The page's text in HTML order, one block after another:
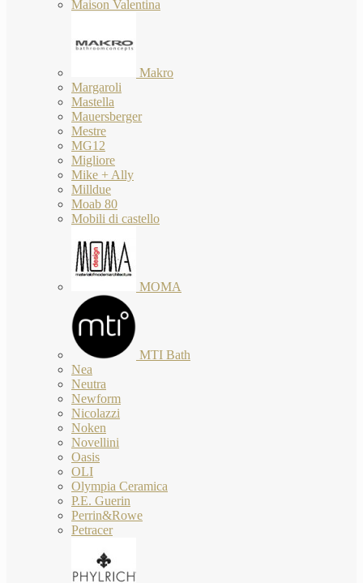
Maison Valentina
Makro
Margaroli
Mastella
Mauersberger
Mestre
MG12
Migliore
Mike + Ally
Milldue
Moab 80
Mobili di castello
MOMA
MTI Bath
Nea
Neutra
Newform
Nicolazzi
Noken
Novellini
Oasis
OLI
Olympia Ceramica
P.E. Guerin
Perrin&Rowe
Petracer